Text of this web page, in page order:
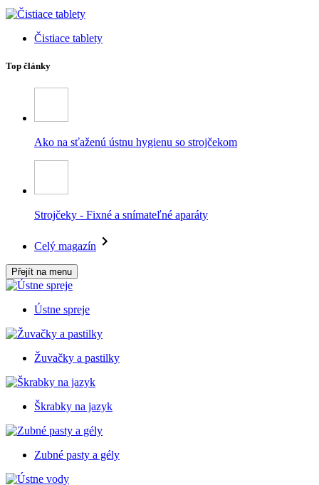
Čistiace tablety
Top články
Ako na sťaženú ústnu hygienu so strojčekom
Strojčeky - Fixné a snímateľné aparáty
Celý magazín
Přejít na menu
Ústne spreje
Žuvačky a pastilky
Škrabky na jazyk
Zubné pasty a gély